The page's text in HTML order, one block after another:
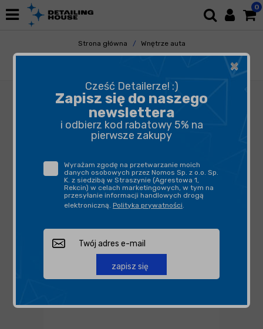
0
Strona główna
Wnętrze auta
Odświeżacze Powietrza
Perfumy i Spraye
×
Cześć Detailerze! :)
Zapisz się do naszego
newslettera
i odbierz kod rabatowy 5% na
pierwsze zakupy
Wyrażam zgodę na przetwarzanie moich
danych osobowych przez Nomos Sp. z o.o. Sp.
K. z siedzibą w Straszynie (Agrestowa 1,
Rekcin) w celach marketingowych, w tym na
przesyłanie informacji handlowych drogą
elektroniczną. Polityka prywatności.
zapisz się